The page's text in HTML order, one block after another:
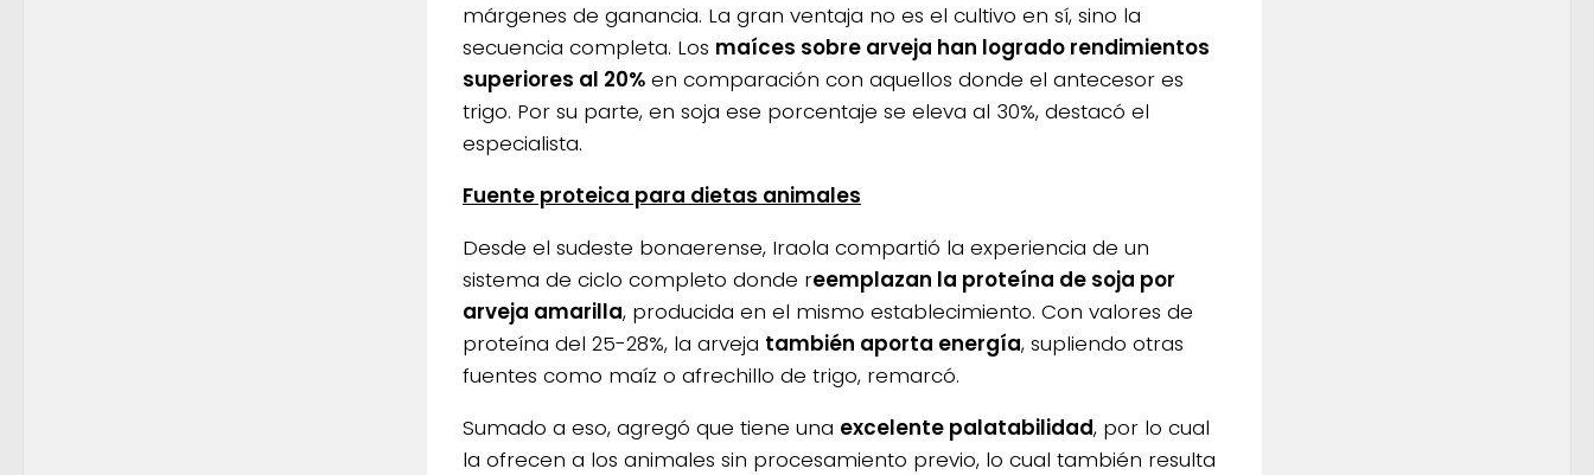
márgenes de ganancia. La gran ventaja no es el cultivo en sí, sino la
secuencia completa. Los maíces sobre arveja han logrado rendimientos
superiores al 20% en comparación con aquellos donde el antecesor es
trigo. Por su parte, en soja ese porcentaje se eleva al 30%, destacó el
especialista.
Fuente proteica para dietas animales
Desde el sudeste bonaerense, Iraola compartió la experiencia de un
sistema de ciclo completo donde reemplazan la proteína de soja por
arveja amarilla, producida en el mismo establecimiento. Con valores de
proteína del 25-28%, la arveja también aporta energía, supliendo otras
fuentes como maíz o afrechillo de trigo, remarcó.
Sumado a eso, agregó que tiene una excelente palatabilidad, por lo cual
la ofrecen a los animales sin procesamiento previo, lo cual también resulta